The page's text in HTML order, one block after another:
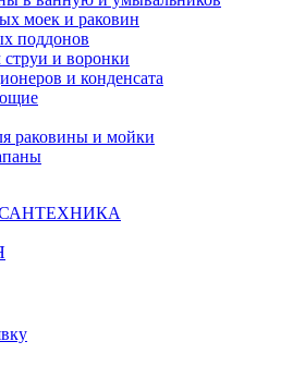
моек и раковин
поддонов
и воронки
и конденсата
раковины и мойки